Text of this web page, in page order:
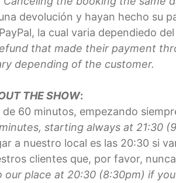
devolución y hayan hecho su
la cual varia dependiedo
that made their payment
depending of the customer.
THE SHOW:
60 minutos, empezando
starting always at 21:30
a nuestro local es las 20:30 si
clientes que, por favor,
place at 20:30 (8:30pm) if